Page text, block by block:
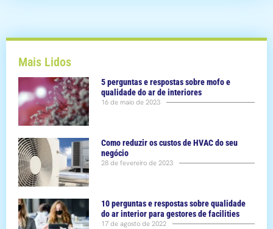
Mais Lidos
5 perguntas e respostas sobre mofo e
qualidade do ar de interiores
16 de maio de 2023
Como reduzir os custos de HVAC do seu
negócio
28 de fevereiro de 2023
10 perguntas e respostas sobre qualidade
do ar interior para gestores de facilities
17 de agosto de 2022